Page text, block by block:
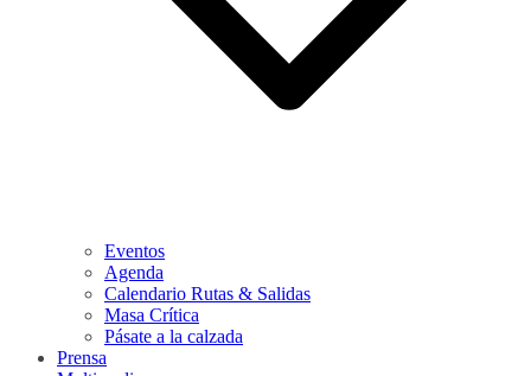
Eventos
Agenda
Calendario Rutas & Salidas
Masa Crítica
Pásate a la calzada
Prensa